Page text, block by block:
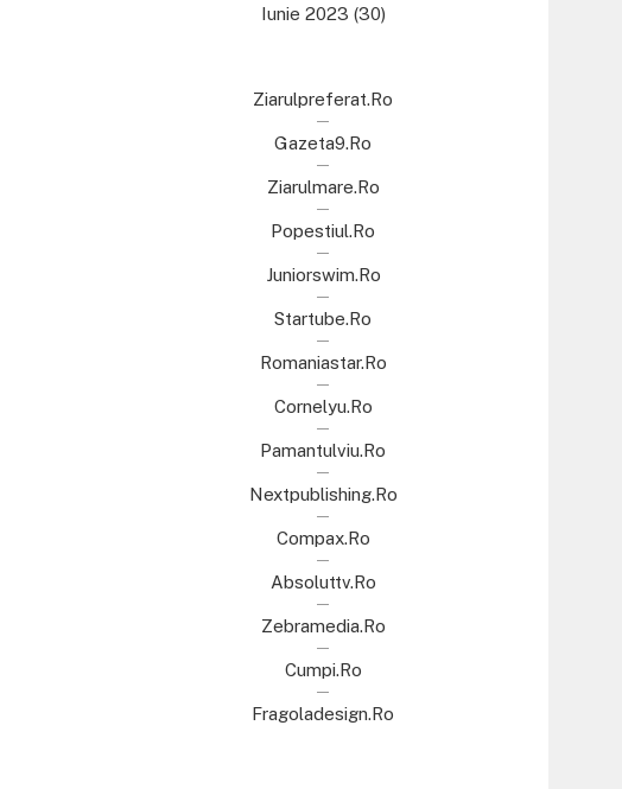
Iunie 2023 (30)
Ziarulpreferat.ro
Gazeta9.ro
Ziarulmare.ro
Popestiul.ro
Juniorswim.ro
Startube.ro
Romaniastar.ro
Cornelyu.ro
Pamantulviu.ro
Nextpublishing.ro
Compax.ro
Absoluttv.ro
Zebramedia.ro
Cumpi.ro
Fragoladesign.ro